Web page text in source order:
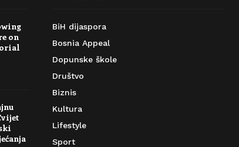
on
BiH dijaspora
Bosnia Appeal
Dopunske škole
Društvo
Biznis
Kultura
Lifestyle
Sport